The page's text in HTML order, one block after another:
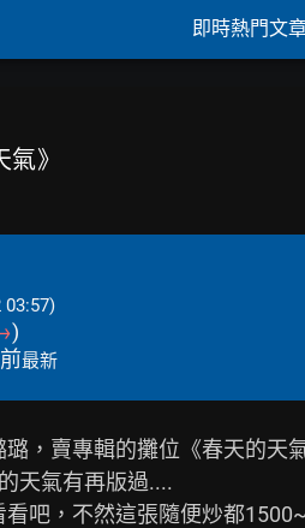
即時熱門文
》
03:57)
)
最新
，賣專輯的攤位《春天的天
天氣有再版過....
吧，不然這張隨便炒都